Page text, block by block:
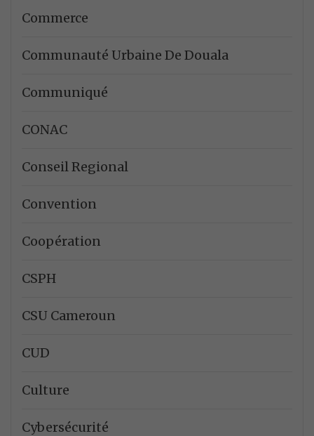
Commerce
Communauté Urbaine De Douala
Communiqué
CONAC
Conseil Regional
Convention
Coopération
CSPH
CSU Cameroun
CUD
Culture
Cybersécurité